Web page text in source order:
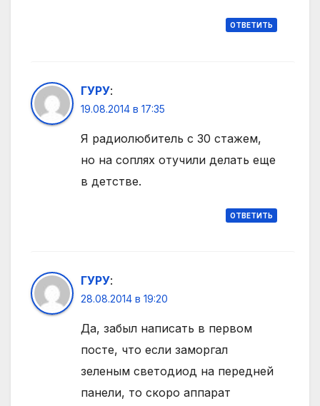
ОТВЕТИТЬ
ГУРУ:
19.08.2014 в 17:35
Я радиолюбитель с 30 стажем,
но на соплях отучили делать еще
в детстве.
ОТВЕТИТЬ
ГУРУ:
28.08.2014 в 19:20
Да, забыл написать в первом
посте, что если заморгал
зеленым светодиод на передней
панели, то скоро аппарат